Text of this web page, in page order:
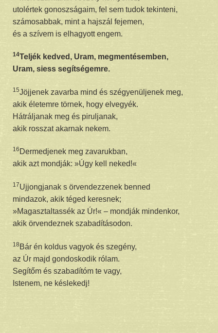
utolértek gonoszságaim, fel sem tudok tekinteni,
számosabbak, mint a hajszál fejemen,
és a szívem is elhagyott engem.
14Teljék kedved, Uram, megmentésemben,
Uram, siess segítségemre.
15Jöjjenek zavarba mind és szégyenüljenek meg,
akik életemre törnek, hogy elvegyék.
Hátráljanak meg és piruljanak,
akik rosszat akarnak nekem.
16 Dermedjenek meg zavarukban,
akik azt mondják: »Úgy kell neked!«
17Ujjongjanak s örvendezzenek benned
mindazok, akik téged keresnek;
»Magasztaltassék az Úr!« – mondják mindenkor,
akik örvendeznek szabadításodon.
18Bár én koldus vagyok és szegény,
az Úr majd gondoskodik rólam.
Segítőm és szabadítóm te vagy,
Istenem, ne késlekedj!